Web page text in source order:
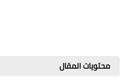
محتويات المقال